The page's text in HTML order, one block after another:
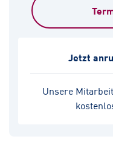
Unsere
Jetzt